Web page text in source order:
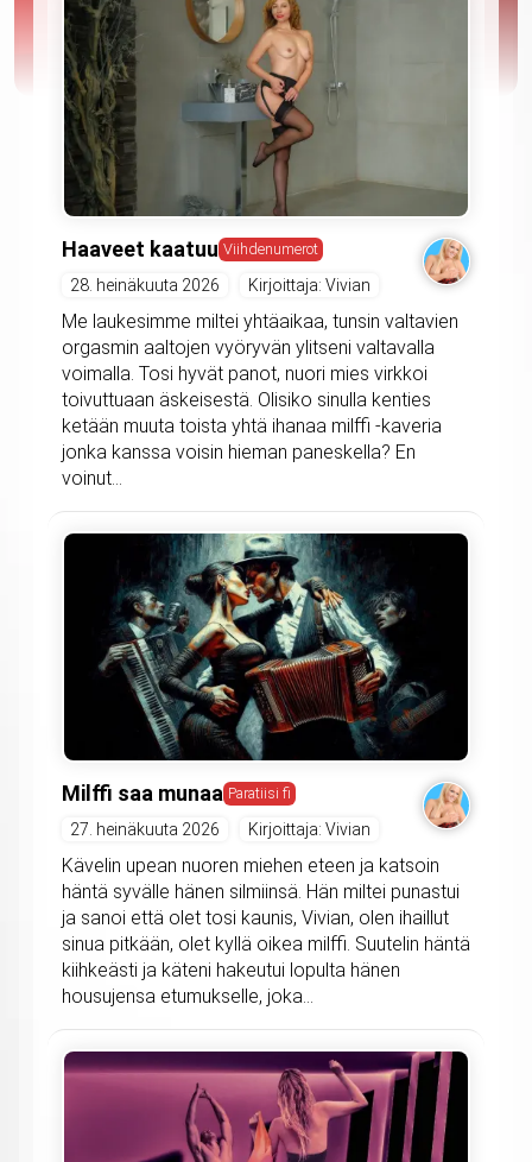
Haaveet kaatuu Viihdenumerot
28. heinäkuuta 2026 Kirjoittaja: Vivian
Me laukesimme miltei yhtäaikaa, tunsin valtavien
orgasmin aaltojen vyöryvän ylitseni valtavalla
voimalla. Tosi hyvät panot, nuori mies virkkoi
toivuttuaan äskeisestä. Olisiko sinulla kenties
ketään muuta toista yhtä ihanaa milffi -kaveria
jonka kanssa voisin hieman paneskella? En
voinut...
Milffi saa munaa Paratiisi fi
27. heinäkuuta 2026 Kirjoittaja: Vivian
Kävelin upean nuoren miehen eteen ja katsoin
häntä syvälle hänen silmiinsä. Hän miltei punastui
ja sanoi että olet tosi kaunis, Vivian, olen ihaillut
sinua pitkään, olet kyllä oikea milffi. Suutelin häntä
kiihkeästi ja käteni hakeutui lopulta hänen
housujensa etumukselle, joka...